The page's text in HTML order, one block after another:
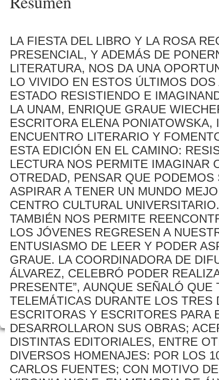
LA FIESTA DEL LIBRO Y LA ROSA
PRESENCIAL, Y ADEMÁS DE
LITERATURA, NOS DA UNA
LO VIVIDO EN ESTOS ÚLTIMOS
ESTADO RESISTIENDO E
LA UNAM, ENRIQUE GRAUE
ESCRITORA ELENA
ENCUENTRO LITERARIO Y
ESTA EDICIÓN EN EL CAMINO:
LECTURA NOS PERMITE IMAGINAR
OTREDAD, PENSAR QUE
ASPIRAR A TENER UN MUNDO
CENTRO CULTURAL
TAMBIÉN NOS PERMITE
LOS JÓVENES REGRESEN A
ENTUSIASMO DE LEER Y PODER
GRAUE. LA COORDINADORA DE
ÁLVAREZ, CELEBRÓ PODER
PRESENTE”, AUNQUE SEÑALÓ
TELEMÁTICAS DURANTE LOS TRES
ESCRITORAS Y ESCRITORES PARA
DESARROLLARON SUS OBRAS;
DISTINTAS EDITORIALES, ENTRE
DIVERSOS HOMENAJES: POR LOS
CARLOS FUENTES; CON MOTIVO